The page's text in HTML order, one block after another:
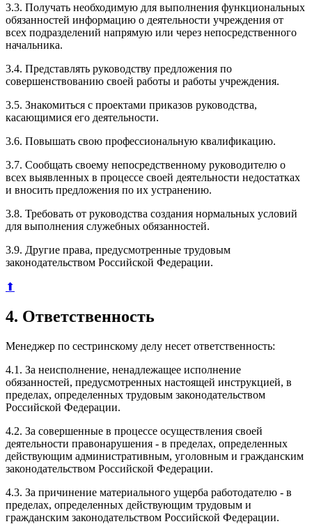
3.3. Получать необходимую для выполнения функциональных
обязанностей информацию о деятельности учреждения от
всех подразделений напрямую или через непосредственного
начальника.
3.4. Представлять руководству предложения по
совершенствованию своей работы и работы учреждения.
3.5. Знакомиться с проектами приказов руководства,
касающимися его деятельности.
3.6. Повышать свою профессиональную квалификацию.
3.7. Сообщать своему непосредственному руководителю о
всех выявленных в процессе своей деятельности недостатках
и вносить предложения по их устранению.
3.8. Требовать от руководства создания нормальных условий
для выполнения служебных обязанностей.
3.9. Другие права, предусмотренные трудовым
законодательством Российской Федерации.
⬆
4. Ответственность
Менеджер по сестринскому делу несет ответственность:
4.1. За неисполнение, ненадлежащее исполнение
обязанностей, предусмотренных настоящей инструкцией, в
пределах, определенных трудовым законодательством
Российской Федерации.
4.2. За совершенные в процессе осуществления своей
деятельности правонарушения - в пределах, определенных
действующим административным, уголовным и гражданским
законодательством Российской Федерации.
4.3. За причинение материального ущерба работодателю - в
пределах, определенных действующим трудовым и
гражданским законодательством Российской Федерации.